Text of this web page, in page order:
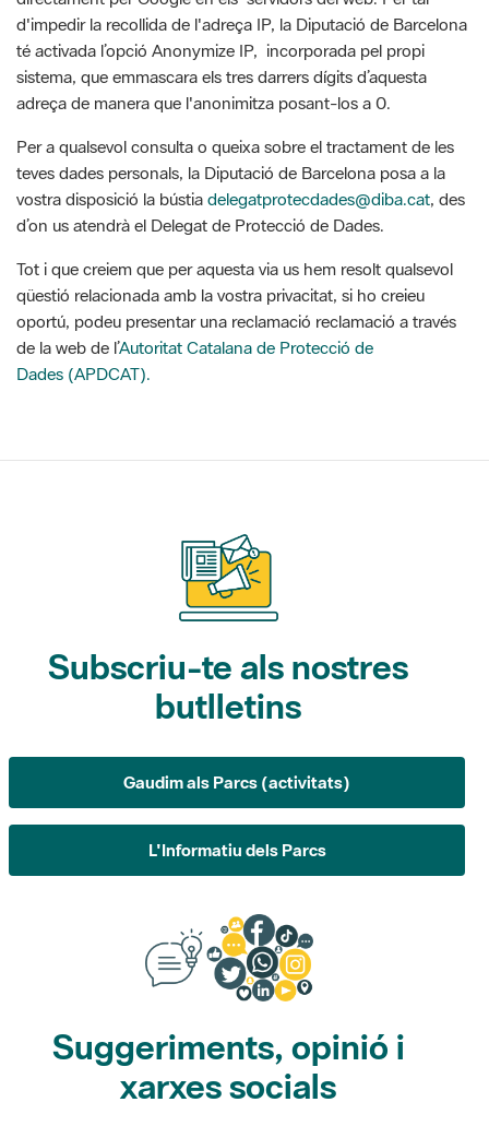
adreça de manera que l'anonimitza posant-los a 0.
Per a qualsevol consulta o queixa sobre el tractament de les
teves dades personals, la Diputació de Barcelona posa a la
d’on us atendrà el Delegat de Protecció de Dades.
Tot i que creiem que per aquesta via us hem resolt qualsevol
qüestió relacionada amb la vostra privacitat, si ho creieu
de la web de l’Autoritat Catalana de Protecció de
Dades (APDCAT).
Subscriu-te als nostres
butlletins
Gaudim als Parcs (activitats)
L'Informatiu dels Parcs
Suggeriments, opinió i
xarxes socials
Suggeriments